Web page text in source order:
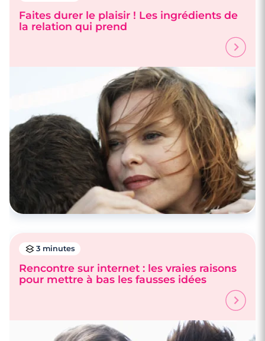
Faites durer le plaisir ! Les ingrédients de
la relation qui prend
3 minutes
Rencontre sur internet : les vraies raisons
pour mettre à bas les fausses idées